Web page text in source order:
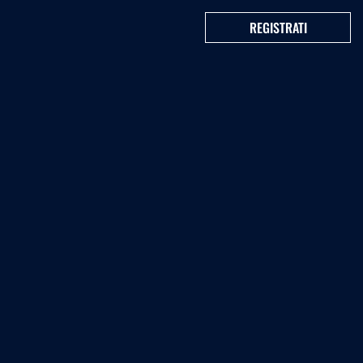
REGISTRATI